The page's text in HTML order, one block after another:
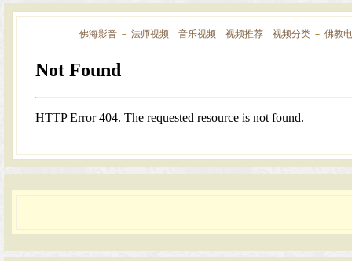
佛海影音 － 法师视频 音乐视频 视频推荐 视频分类 － 佛教